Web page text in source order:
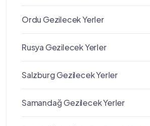
Ordu Gezilecek Yerler
Rusya Gezilecek Yerler
Salzburg Gezilecek Yerler
Samandağ Gezilecek Yerler